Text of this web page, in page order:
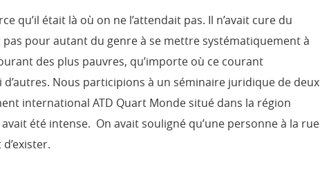
qu’il était là où on ne l’attendait pas. Il n’avait cure du
pour autant du genre à se mettre systématiquement à
des plus pauvres, qu’importe où ce courant
d’autres. Nous participions à un séminaire juridique de deux
international ATD Quart Monde situé dans la région
été intense. On avait souligné qu’une personne à la rue